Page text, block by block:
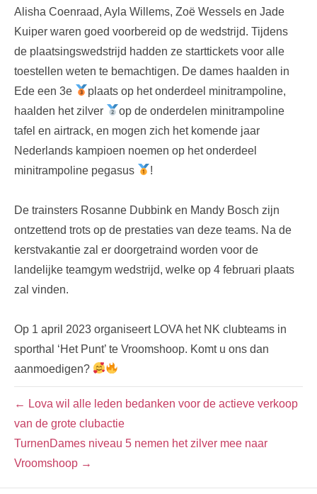
Alisha Coenraad, Ayla Willems, Zoë Wessels en Jade
Kuiper waren goed voorbereid op de wedstrijd. Tijdens
de plaatsingswedstrijd hadden ze starttickets voor alle
toestellen weten te bemachtigen. De dames haalden in
Ede een 3e
plaats op het onderdeel minitrampoline,
haalden het zilver
op de onderdelen minitrampoline
tafel en airtrack, en mogen zich het komende jaar
Nederlands kampioen noemen op het onderdeel
minitrampoline pegasus
!
De trainsters Rosanne Dubbink en Mandy Bosch zijn
ontzettend trots op de prestaties van deze teams. Na de
kerstvakantie zal er doorgetraind worden voor de
landelijke teamgym wedstrijd, welke op 4 februari plaats
zal vinden.
Op 1 april 2023 organiseert LOVA het NK clubteams in
sporthal ‘Het Punt’ te Vroomshoop. Komt u ons dan
aanmoedigen?
← Lova wil alle leden bedanken voor de actieve verkoop
van de grote clubactie
TurnenDames niveau 5 nemen het zilver mee naar
Vroomshoop →